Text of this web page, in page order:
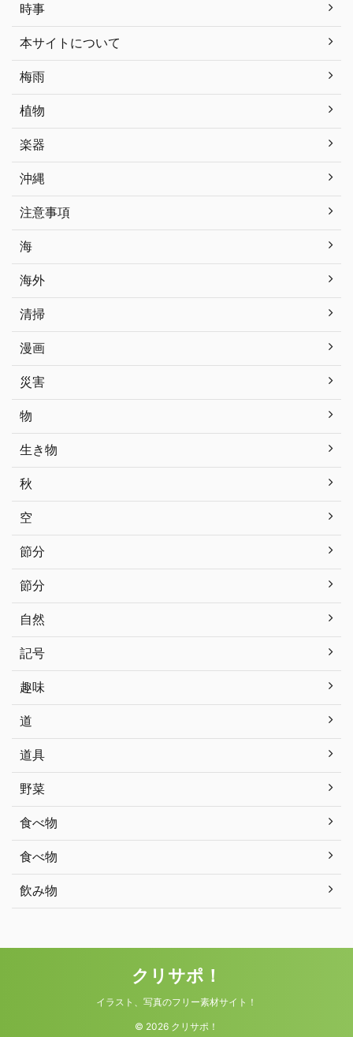
時事
本サイトについて
梅雨
植物
楽器
沖縄
注意事項
海
海外
清掃
漫画
災害
物
生き物
秋
空
節分
節分
自然
記号
趣味
道
道具
野菜
食べ物
食べ物
飲み物
クリサポ！
イラスト、写真のフリー素材サイト！
© 2026 クリサポ！